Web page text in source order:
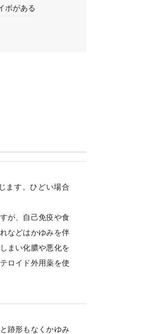
ボがある
ます。ひどい場合
が、自己免疫や食
などはかゆみを伴
まい化膿や悪化を
ロイド外用薬を使
跡形もなくかゆみ